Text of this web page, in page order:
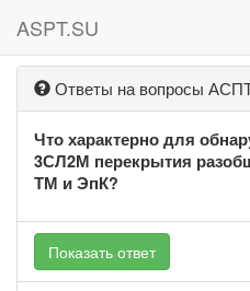
ASPT.SU
Ответы на вопросы
Что характерно для
3СЛ2М перекрытия
ТМ и ЭпК?
Показать ответ